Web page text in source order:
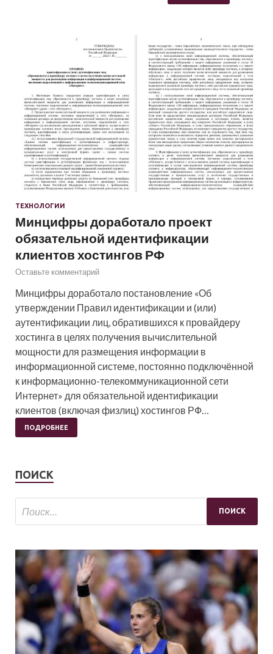
ТЕХНОЛОГИИ
Минцифры доработало проект
обязательной идентификации
клиентов хостингов РФ
Оставьте комментарий
Минцифры доработало постановление «Об
утверждении Правил идентификации и (или)
аутентификации лиц, обратившихся к провайдеру
хостинга в целях получения вычислительной
мощности для размещения информации в
информационной системе, постоянно подключённой
к информационно-телекоммуникационной сети
Интернет» для обязательной идентификации
клиентов (включая физлиц) хостингов РФ…
ПОДРОБНЕЕ
ПОИСК